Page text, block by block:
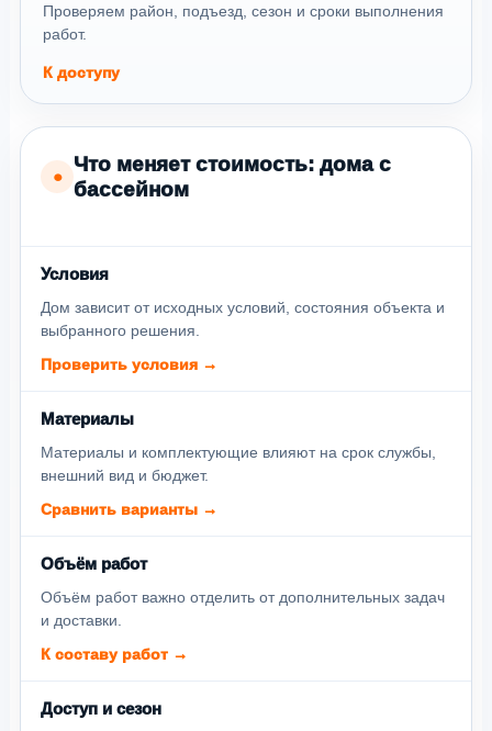
Проверяем район, подъезд, сезон и сроки выполнения
работ.
К доступу
●
Что меняет стоимость: дома с
бассейном
Условия
Дом зависит от исходных условий, состояния объекта и
выбранного решения.
Проверить условия →
Материалы
Материалы и комплектующие влияют на срок службы,
внешний вид и бюджет.
Сравнить варианты →
Объём работ
Объём работ важно отделить от дополнительных задач
и доставки.
К составу работ →
Доступ и сезон